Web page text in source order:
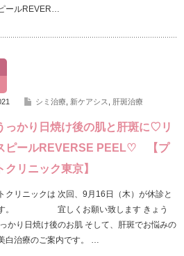
ールREVER…
シミ治療, 新ケアシス 肝斑治療
っかり日焼け後の肌と肝斑に♡リ
ピールREVERSE PEEL♡ 【プ
クリニック東京】
クリニックは 次回、9月16日（木）が休診と
す。 宜しくお願い致します きょう
かり日焼け後のお肌 そして、肝斑でお悩みの
白治療のご案内です。 …